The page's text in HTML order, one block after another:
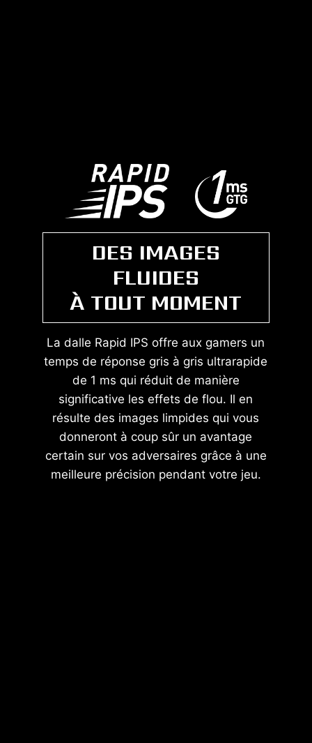
DES IMAGES
FLUIDES
À TOUT MOMENT
La dalle Rapid IPS offre aux gamers un
temps de réponse gris à gris ultrarapide
de 1 ms qui réduit de manière
significative les effets de flou. Il en
résulte des images limpides qui vous
donneront à coup sûr un avantage
certain sur vos adversaires grâce à une
meilleure précision pendant votre jeu.